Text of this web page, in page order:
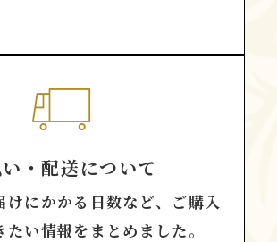
・配送について
けにかかる日数など、ご購入
い情報をまとめました。